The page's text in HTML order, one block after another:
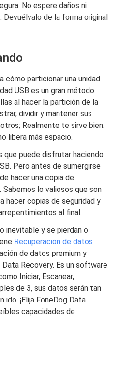
No espere daños ni
de la forma original
cómo particionar una unidad
USB es un gran método.
al hacer la partición de la
dividir y mantener sus
Realmente te sirve bien.
libera más espacio.
que puede disfrutar haciendo
Pero antes de sumergirse
hacer una copia de
Sabemos lo valiosos que son
hacer copias de seguridad y
al final.
inevitable y se pierdan o
Recuperación de datos
de datos premium y
Recovery. Es un software
Iniciar, Escanear,
de 3, sus datos serán tan
ido. ¡Elija FoneDog Data
capacidades de